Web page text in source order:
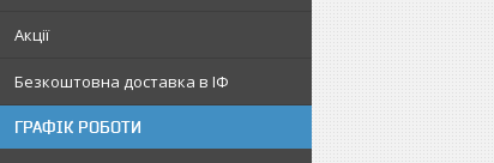
Акції
Безкоштовна доставка в ІФ
ГРАФІК РОБОТИ